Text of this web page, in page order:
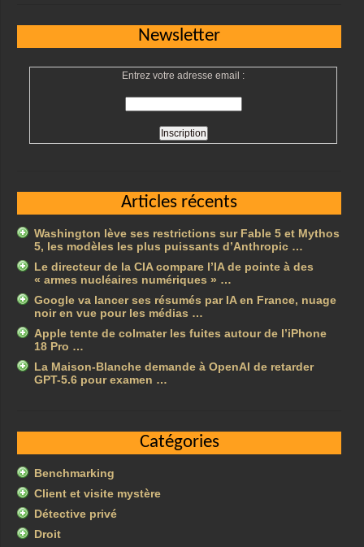
Newsletter
Entrez votre adresse email :
Articles récents
Washington lève ses restrictions sur Fable 5 et Mythos
5, les modèles les plus puissants d’Anthropic …
Le directeur de la CIA compare l’IA de pointe à des
« armes nucléaires numériques » …
Google va lancer ses résumés par IA en France, nuage
noir en vue pour les médias …
Apple tente de colmater les fuites autour de l’iPhone
18 Pro …
La Maison-Blanche demande à OpenAI de retarder
GPT-5.6 pour examen …
Catégories
Benchmarking
Client et visite mystère
Détective privé
Droit